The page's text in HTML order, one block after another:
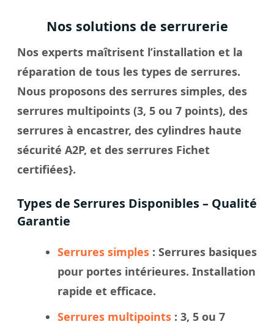
Nos solutions de serrurerie
Nos experts maîtrisent l’installation et la
réparation de tous les types de serrures.
Nous proposons des serrures simples, des
serrures multipoints (3, 5 ou 7 points), des
serrures à encastrer, des cylindres haute
sécurité A2P, et des serrures Fichet
certifiées}.
Types de Serrures Disponibles – Qualité
Garantie
Serrures simples : Serrures basiques
pour portes intérieures. Installation
rapide et efficace.
Serrures multipoints : 3, 5 ou 7